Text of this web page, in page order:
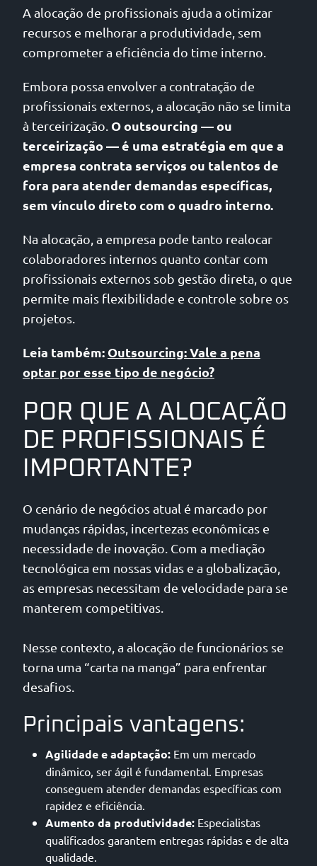
A alocação de profissionais ajuda a otimizar
recursos e melhorar a produtividade, sem
comprometer a eficiência do time interno.
Embora possa envolver a contratação de
profissionais externos, a alocação não se limita
à terceirização. O outsourcing — ou
terceirização — é uma estratégia em que a
empresa contrata serviços ou talentos de
fora para atender demandas específicas,
sem vínculo direto com o quadro interno.
Na alocação, a empresa pode tanto realocar
colaboradores internos quanto contar com
profissionais externos sob gestão direta, o que
permite mais flexibilidade e controle sobre os
projetos.
Leia também: Outsourcing: Vale a pena
optar por esse tipo de negócio?
POR QUE A ALOCAÇÃO
DE PROFISSIONAIS É
IMPORTANTE?
O cenário de negócios atual é marcado por
mudanças rápidas, incertezas econômicas e
necessidade de inovação. Com a mediação
tecnológica em nossas vidas e a globalização,
as empresas necessitam de velocidade para se
manterem competitivas.
Nesse contexto, a alocação de funcionários se
torna uma “carta na manga” para enfrentar
desafios.
Principais vantagens:
Agilidade e adaptação: Em um mercado
dinâmico, ser ágil é fundamental. Empresas
conseguem atender demandas específicas com
rapidez e eficiência.
Aumento da produtividade: Especialistas
qualificados garantem entregas rápidas e de alta
qualidade.